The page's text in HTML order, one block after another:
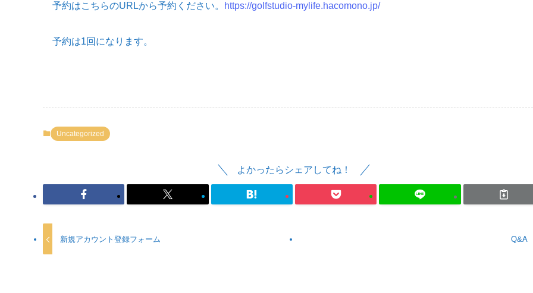
予約はこちらのURLから予約ください。 https://golfstudio-mylife.hacomono.jp/
予約は1回になります。
Uncategorized
よかったらシェアしてね！
新規アカウント登録フォーム Q&A